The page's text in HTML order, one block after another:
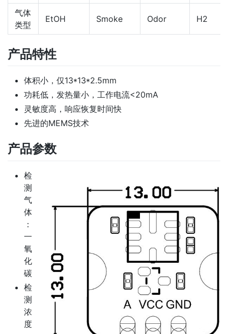
气体
类型
EtOH Smoke Odor H2
产品特性
体积小，仅13*13*2.5mm
功耗低，发热量小，工作电流<20mA
灵敏度高，响应恢复时间快
先进的MEMS技术
产品参数
检
测
气
体
：
一
氧
化
碳
检
测
浓
度